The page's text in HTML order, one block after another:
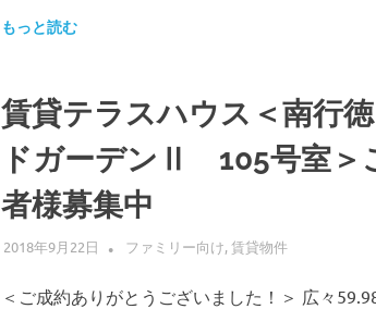
もっと読む
賃貸テラスハウス＜南行
ドガーデンⅡ 105号室＞
者様募集中
2018年9月22日 ALLFLOW
ファミリー向け,賃貸物件
＜ご成約ありがとうございました！＞ 広々